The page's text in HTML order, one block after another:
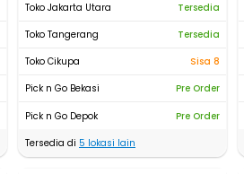
Toko Jakarta Utara
Tersedia
Toko Tangerang
Tersedia
Toko Cikupa
Sisa 8
Pick n Go Bekasi
Pre Order
Pick n Go Depok
Pre Order
Tersedia di 5 lokasi lain